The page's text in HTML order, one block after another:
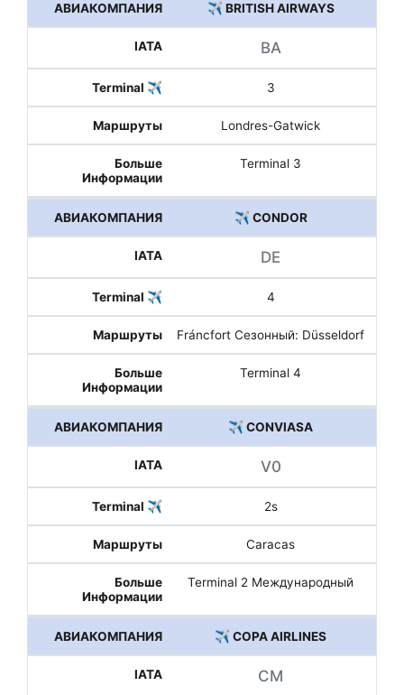
✈️ BRITISH AIRWAYS
BA
3
Londres-Gatwick
Terminal 3
✈️ CONDOR
DE
4
Fráncfort Сезонный: Düsseldorf
Terminal 4
✈️ CONVIASA
V0
2s
Caracas
Terminal 2 Международный
✈️ COPA AIRLINES
CM